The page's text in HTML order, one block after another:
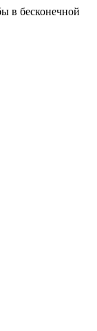
в бесконечной